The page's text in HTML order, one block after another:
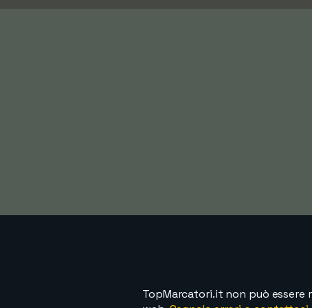
TopMarcatori.it non può